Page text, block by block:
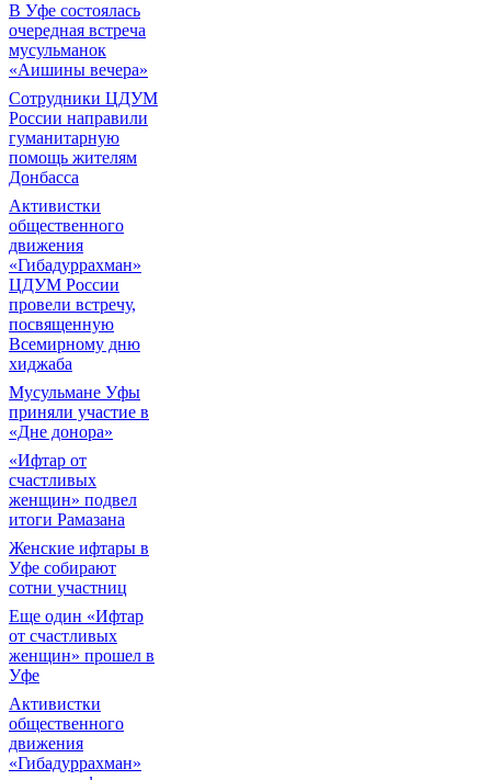
В Уфе состоялась
очередная встреча
мусульманок
«Аишины вечера»
Сотрудники ЦДУМ
России направили
гуманитарную
помощь жителям
Донбасса
Активистки
общественного
движения
«Гибадуррахман»
ЦДУМ России
провели встречу,
посвященную
Всемирному дню
хиджаба
Мусульмане Уфы
приняли участие в
«Дне донора»
«Ифтар от
счастливых
женщин» подвел
итоги Рамазана
Женские ифтары в
Уфе собирают
сотни участниц
Еще один «Ифтар
от счастливых
женщин» прошел в
Уфе
Активистки
общественного
движения
«Гибадуррахман»